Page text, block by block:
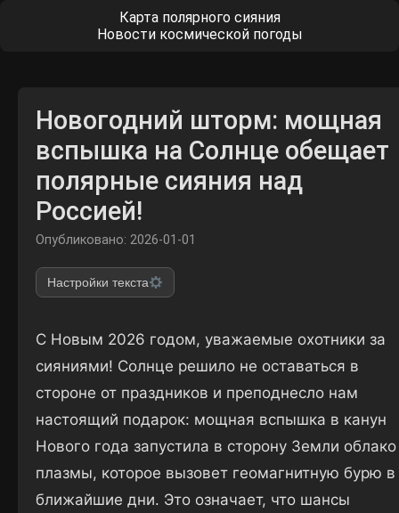
Карта полярного сияния
Новости космической погоды
Новогодний шторм: мощная
вспышка на Солнце обещает
полярные сияния над
Россией!
Опубликовано: 2026-01-01
Настройки текста
С Новым 2026 годом, уважаемые охотники за
сияниями! Солнце решило не оставаться в
стороне от праздников и преподнесло нам
настоящий подарок: мощная вспышка в канун
Нового года запустила в сторону Земли облако
плазмы, которое вызовет геомагнитную бурю в
ближайшие дни. Это означает, что шансы